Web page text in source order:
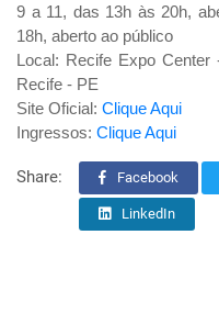
9 a 11, das 13h às 20h,
18h, aberto ao público
Local: Recife Expo
Recife - PE
Site Oficial: Clique Aqui
Ingressos: Clique Aqui
Share: Facebook
LinkedIn